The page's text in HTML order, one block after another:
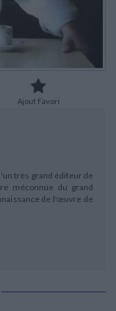
et histoire littéraire
ancienne et médiévale
Audio - Livres lus
Humour
Religions - Spiritualités
Biographies historiques
Géographie
Ajout Favori
très grand éditeur de
méconnue du grand
de l'œuvre de
grands. En créant en